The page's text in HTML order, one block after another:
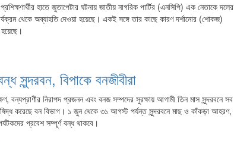
হাতে জুতাপেটার ঘটনায় জাতীয় নাগরিক পার্টির (এনসিপি) এক নেতাকে দলের
থেকে অব্যাহতি দেওয়া হয়েছে। একই সঙ্গে তার কাছে কারণ দর্শানোর (শোকজ)
সুন্দরবন, বিপাকে বনজীবীরা
বন্যপ্রাণীর নিরাপদ প্রজনন এবং বনজ সম্পদের সুরক্ষায় আগামী তিন মাস সুন্দরবনে সব
করেছে বন বিভাগ। ১ জুন থেকে ৩১ আগস্ট পর্যন্ত সুন্দরবনে মাছ ও কাঁকড়া আহরণ,
প্রবেশ সম্পূর্ণ বন্ধ থাকবে।